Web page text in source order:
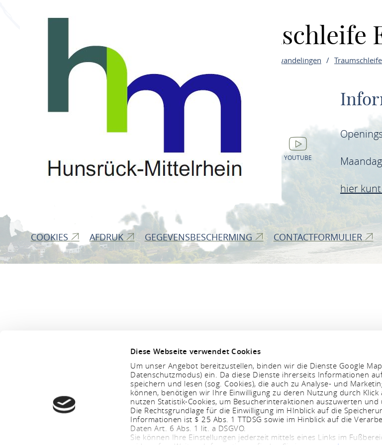
Diese Webseite verwendet Cookies
Um unser Angebot bereitzustellen, binden wir die Dienste Google
Datenschutzmodus) ein. Da diese Dienste ihrerseits Informationen
speichern und lesen (sog. Cookies), die auch zu Analyse- und
können, benötigen wir Ihre Einwilligung zu deren Nutzung durch Klick
nutzen Statistik-Cookies, um Besucherinteraktionen auszuwerten und
Die Rechtsgrundlage für die Einwilligung im HInblick auf die
Informationen ist $ 25 Abs. 1 TTDSG sowie im Hinblick auf die
Daten Art. 6 Abs. 1 lit. a DSGVO.
Sie können Ihre Einstellungen jederzeit mittels eines Links im
Traumschleife
U bent hier: Premium rondwandelingen
wij zijn hier voor u
TELEFONISCH CONTACT YOUTUBE
hier
COOKIES AFDRUK GEGEVENSBESCHERMING CONTACTFORMULIER